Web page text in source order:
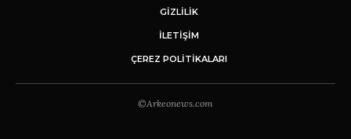
GİZLİLİK
İLETIŞIM
ÇEREZ POLITIKALARI
©Arkeonews.com